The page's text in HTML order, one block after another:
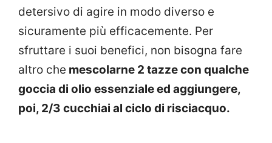
detersivo di agire in modo diverso e
sicuramente più efficacemente. Per
sfruttare i suoi benefici, non bisogna fare
altro che mescolarne 2 tazze con qualche
goccia di olio essenziale ed aggiungere,
poi, 2/3 cucchiai al ciclo di risciacquo.